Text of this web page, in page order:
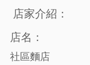
店家介紹：
店名：
社區麵店